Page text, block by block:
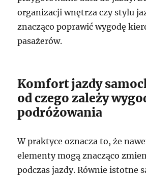
organizacji wnętrza czy stylu
znacząco poprawić wygodę
pasażerów.
Komfort jazdy
od czego zależy
podróżowania
W praktyce oznacza to, że
elementy mogą znacząco
podczas jazdy. Równie istotne